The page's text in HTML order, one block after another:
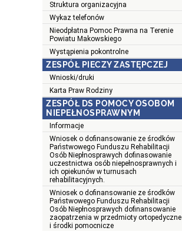
Struktura organizacyjna
Wykaz telefonów
Nieodpłatna Pomoc Prawna na Terenie
Powiatu Makowskiego
Wystąpienia pokontrolne
ZESPÓŁ PIECZY ZASTĘPCZEJ
Wnioski/druki
Karta Praw Rodziny
ZESPÓŁ DS POMOCY OSOBOM
NIEPEŁNOSPRAWNYM
Informacje
Wniosek o dofinansowanie ze środków
Państwowego Funduszu Rehabilitacji
Osób Niepłnosprawych dofinasowanie
uczestnictwa osób niepełnosprawnych i
ich opiekunów w turnusach
rehabilitacyjnych.
Wniosek o dofinansowanie ze środków
Państwowego Funduszu Rehabilitacji
Osób Niepłnosprawych dofinansowanie
zaopatrzenia w przedmioty ortopedyczne
i środki pomocnicze